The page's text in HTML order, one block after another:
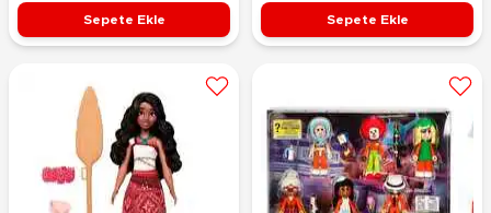
Primal G0449
Sepete Ekle Sepete Ekle